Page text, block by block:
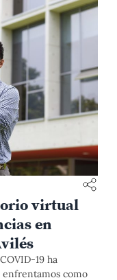
virtual
en
19 ha
enfrentamos como